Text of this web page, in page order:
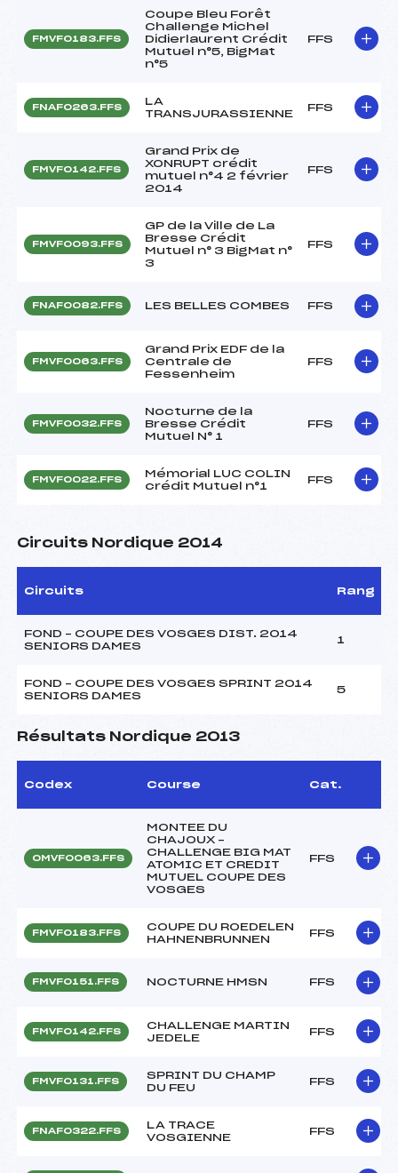
FMVF0183.FFS
Coupe Bleu Forêt
Challenge Michel
Didierlaurent Crédit
Mutuel n°5, BigMat
n°5
FFS
FNAF0263.FFS
LA
TRANSJURASSIENNE
FFS
FMVF0142.FFS
Grand Prix de
XONRUPT crédit
mutuel n°4 2 février
2014
FFS
FMVF0093.FFS
GP de la Ville de La
Bresse Crédit
Mutuel n° 3 BigMat n°
3
FFS
FNAF0082.FFS LES BELLES COMBES FFS
FMVF0063.FFS
Grand Prix EDF de la
Centrale de
Fessenheim
FFS
FMVF0032.FFS
Nocturne de la
Bresse Crédit
Mutuel N° 1
FFS
FMVF0022.FFS
Mémorial LUC COLIN
crédit Mutuel n°1
FFS
Circuits Nordique 2014
Circuits Rang
FOND – COUPE DES VOSGES DIST. 2014
SENIORS DAMES
1
FOND – COUPE DES VOSGES SPRINT 2014
SENIORS DAMES
5
Résultats Nordique 2013
Codex Course Cat.
OMVF0063.FFS
MONTEE DU
CHAJOUX –
CHALLENGE BIG MAT
ATOMIC ET CREDIT
MUTUEL COUPE DES
VOSGES
FFS
FMVF0183.FFS
COUPE DU ROEDELEN
HAHNENBRUNNEN
FFS
FMVF0151.FFS NOCTURNE HMSN FFS
FMVF0142.FFS
CHALLENGE MARTIN
JEDELE
FFS
FMVF0131.FFS
SPRINT DU CHAMP
DU FEU
FFS
FNAF0322.FFS
LA TRACE
VOSGIENNE
FFS